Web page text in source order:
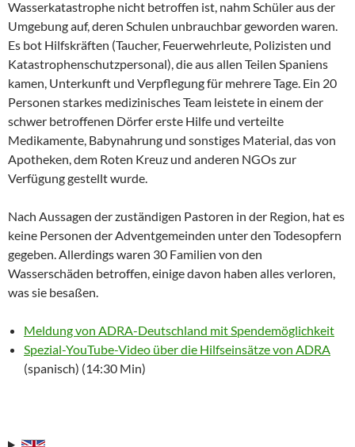
Wasserkatastrophe nicht betroffen ist, nahm Schüler aus der
Umgebung auf, deren Schulen unbrauchbar geworden waren.
Es bot Hilfskräften (Taucher, Feuerwehrleute, Polizisten und
Katastrophenschutzpersonal), die aus allen Teilen Spaniens
kamen, Unterkunft und Verpflegung für mehrere Tage. Ein 20
Personen starkes medizinisches Team leistete in einem der
schwer betroffenen Dörfer erste Hilfe und verteilte
Medikamente, Babynahrung und sonstiges Material, das von
Apotheken, dem Roten Kreuz und anderen NGOs zur
Verfügung gestellt wurde.
Nach Aussagen der zuständigen Pastoren in der Region, hat es
keine Personen der Adventgemeinden unter den Todesopfern
gegeben. Allerdings waren 30 Familien von den
Wasserschäden betroffen, einige davon haben alles verloren,
was sie besaßen.
Meldung von ADRA-Deutschland mit Spendemöglichkeit
Spezial-YouTube-Video über die Hilfseinsätze von ADRA
(spanisch) (14:30 Min)